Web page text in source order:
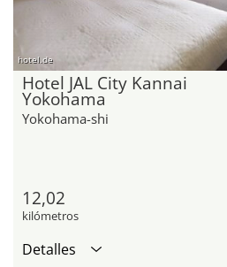
hotel.de
Hotel JAL City Kannai
Yokohama
Yokohama-shi
12,02
kilómetros
Detalles